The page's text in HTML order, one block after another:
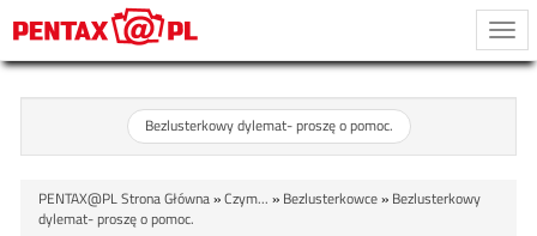
Bezlusterkowy dylemat- proszę o pomoc.
PENTAX@PL Strona Główna»Czym... » Bezlusterkowce» Bezlusterkowy
dylemat- proszę o pomoc.